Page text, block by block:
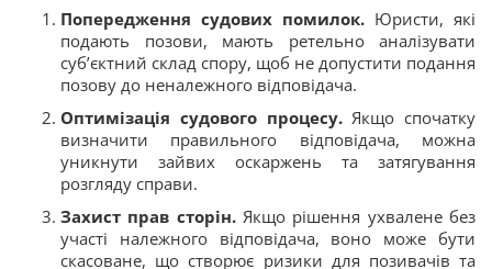
Попередження судових помилок. Юристи, які
подають позови, мають ретельно аналізувати
суб’єктний склад спору, щоб не допустити подання
позову до неналежного відповідача.
Оптимізація судового процесу.Якщо спочатку
визначити правильного відповідача, можна
уникнути зайвих оскаржень та затягування
розгляду справи.
Захист прав сторін.Якщо рішення ухвалене без
участі належного відповідача, воно може бути
скасоване, що створює ризики для позивачів та